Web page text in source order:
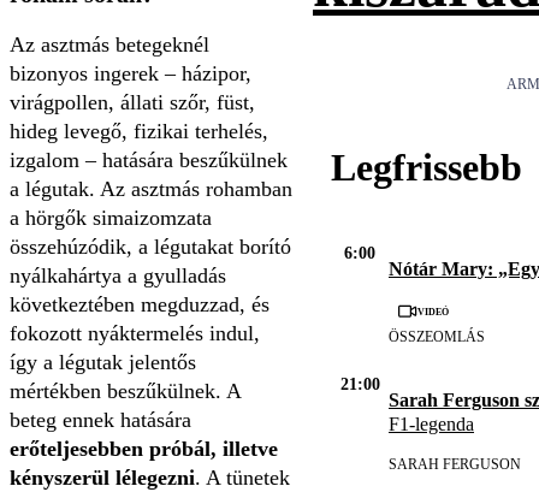
Az asztmás betegeknél
bizonyos ingerek – házipor,
virágpollen, állati szőr, füst,
hideg levegő, fizikai terhelés,
izgalom – hatására beszűkülnek
a légutak. Az asztmás rohamban
a hörgők simaizomzata
összehúzódik, a légutakat borító
nyálkahártya a gyulladás
következtében megduzzad, és
fokozott nyáktermelés indul,
így a légutak jelentős
mértékben beszűkülnek. A
beteg ennek hatására
erőteljesebben próbál, illetve
kényszerül lélegezni. A tünetek
Legfrissebb
6:00
Nótár Mary: „Egy
Videó
ÖSSZEOMLÁS
21:00
Sarah Ferguson
F1-legenda
SARAH FERGUSON